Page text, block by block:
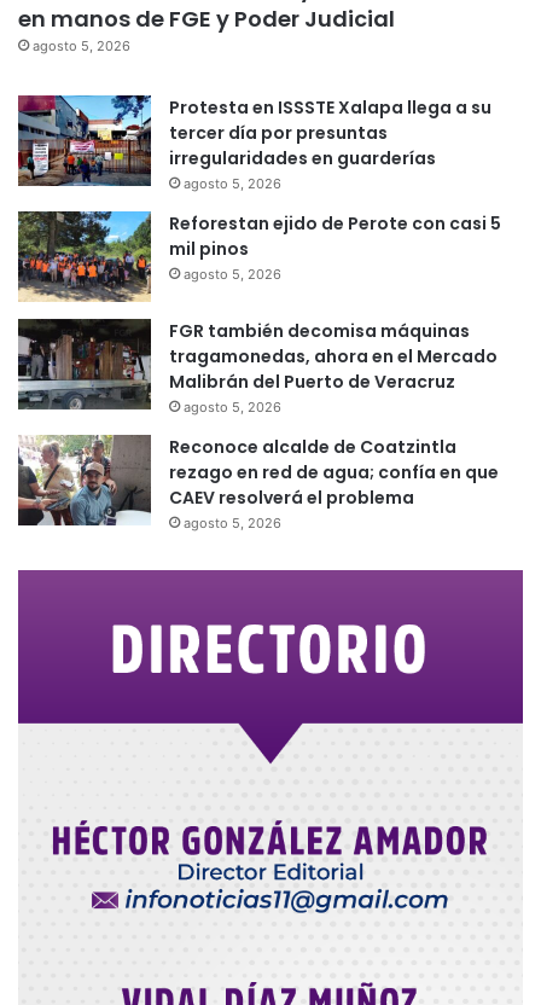
en manos de FGE y Poder Judicial
agosto 5, 2026
Protesta en ISSSTE Xalapa llega a su
tercer día por presuntas
irregularidades en guarderías
agosto 5, 2026
Reforestan ejido de Perote con casi 5
mil pinos
agosto 5, 2026
FGR también decomisa máquinas
tragamonedas, ahora en el Mercado
Malibrán del Puerto de Veracruz
agosto 5, 2026
Reconoce alcalde de Coatzintla
rezago en red de agua; confía en que
CAEV resolverá el problema
agosto 5, 2026